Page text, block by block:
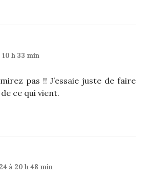
h 33 min
pas !! J’essaie juste de faire
ce qui vient.
à 20 h 48 min